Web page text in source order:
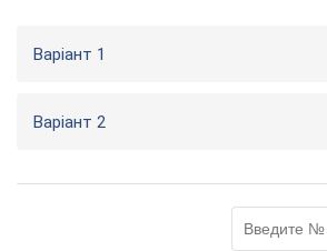
Варіант 1
Варіант 2